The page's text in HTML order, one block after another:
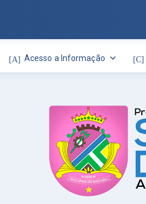
Acesso a Informação